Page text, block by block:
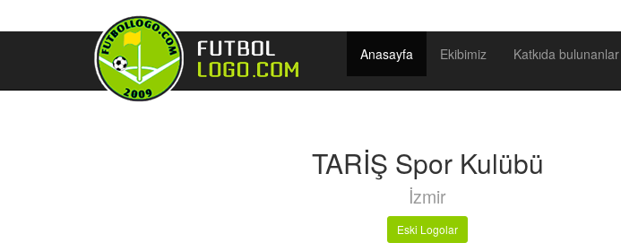
Anasayfa Ekibimiz Katkıda bulunanlar
TARİŞ Spor Kulübü
İzmir
Eski Logolar